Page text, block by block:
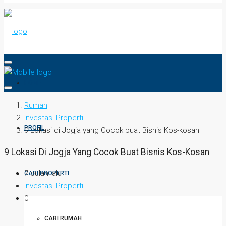
PROFIL
CARI PROPERTI
CARI RUMAH
Rumah
Investasi Properti
9 Lokasi di Jogja yang Cocok buat Bisnis Kos-kosan
9 Lokasi Di Jogja Yang Cocok Buat Bisnis Kos-Kosan
7 bulan lalu
Investasi Properti
0